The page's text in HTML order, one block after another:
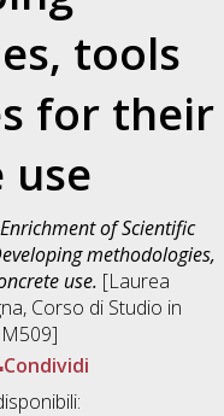
tools
for their
use
of Scientific
methodologies,
use. [Laurea
Corso di Studio in
Condividi